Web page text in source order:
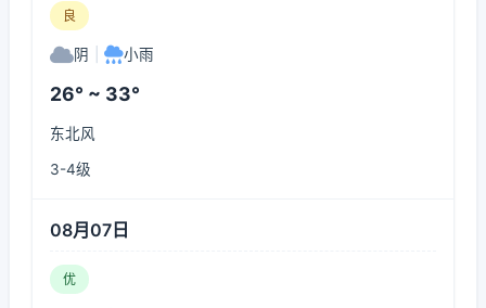
良
阴 小雨
26° ~ 33°
东北风
3-4级
08月07日
优